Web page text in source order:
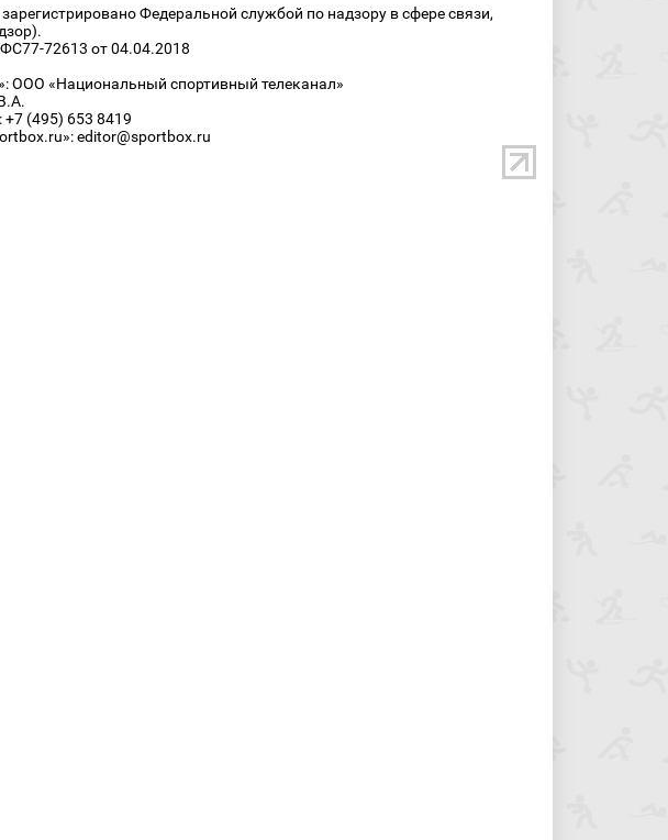
Федеральной службой по надзору в сфере связи,
72613 от 04.04.2018
ООО «Национальный спортивный телеканал»
(495) 653 8419
editor@sportbox.ru